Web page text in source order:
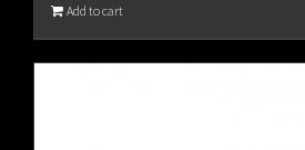
Add to cart